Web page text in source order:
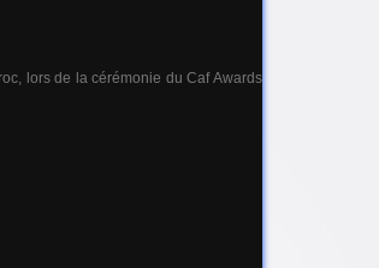
lors de la cérémonie du Caf Awards